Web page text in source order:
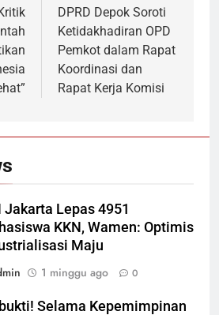
DPRD Depok Soroti
Ketidakhadiran OPD
Pemkot dalam Rapat
Koordinasi dan
Rapat Kerja Komisi
Jakarta Lepas 4951
KKN, Wamen: Optimis
Maju
1 minggu ago 0
Selama Kepemimpinan